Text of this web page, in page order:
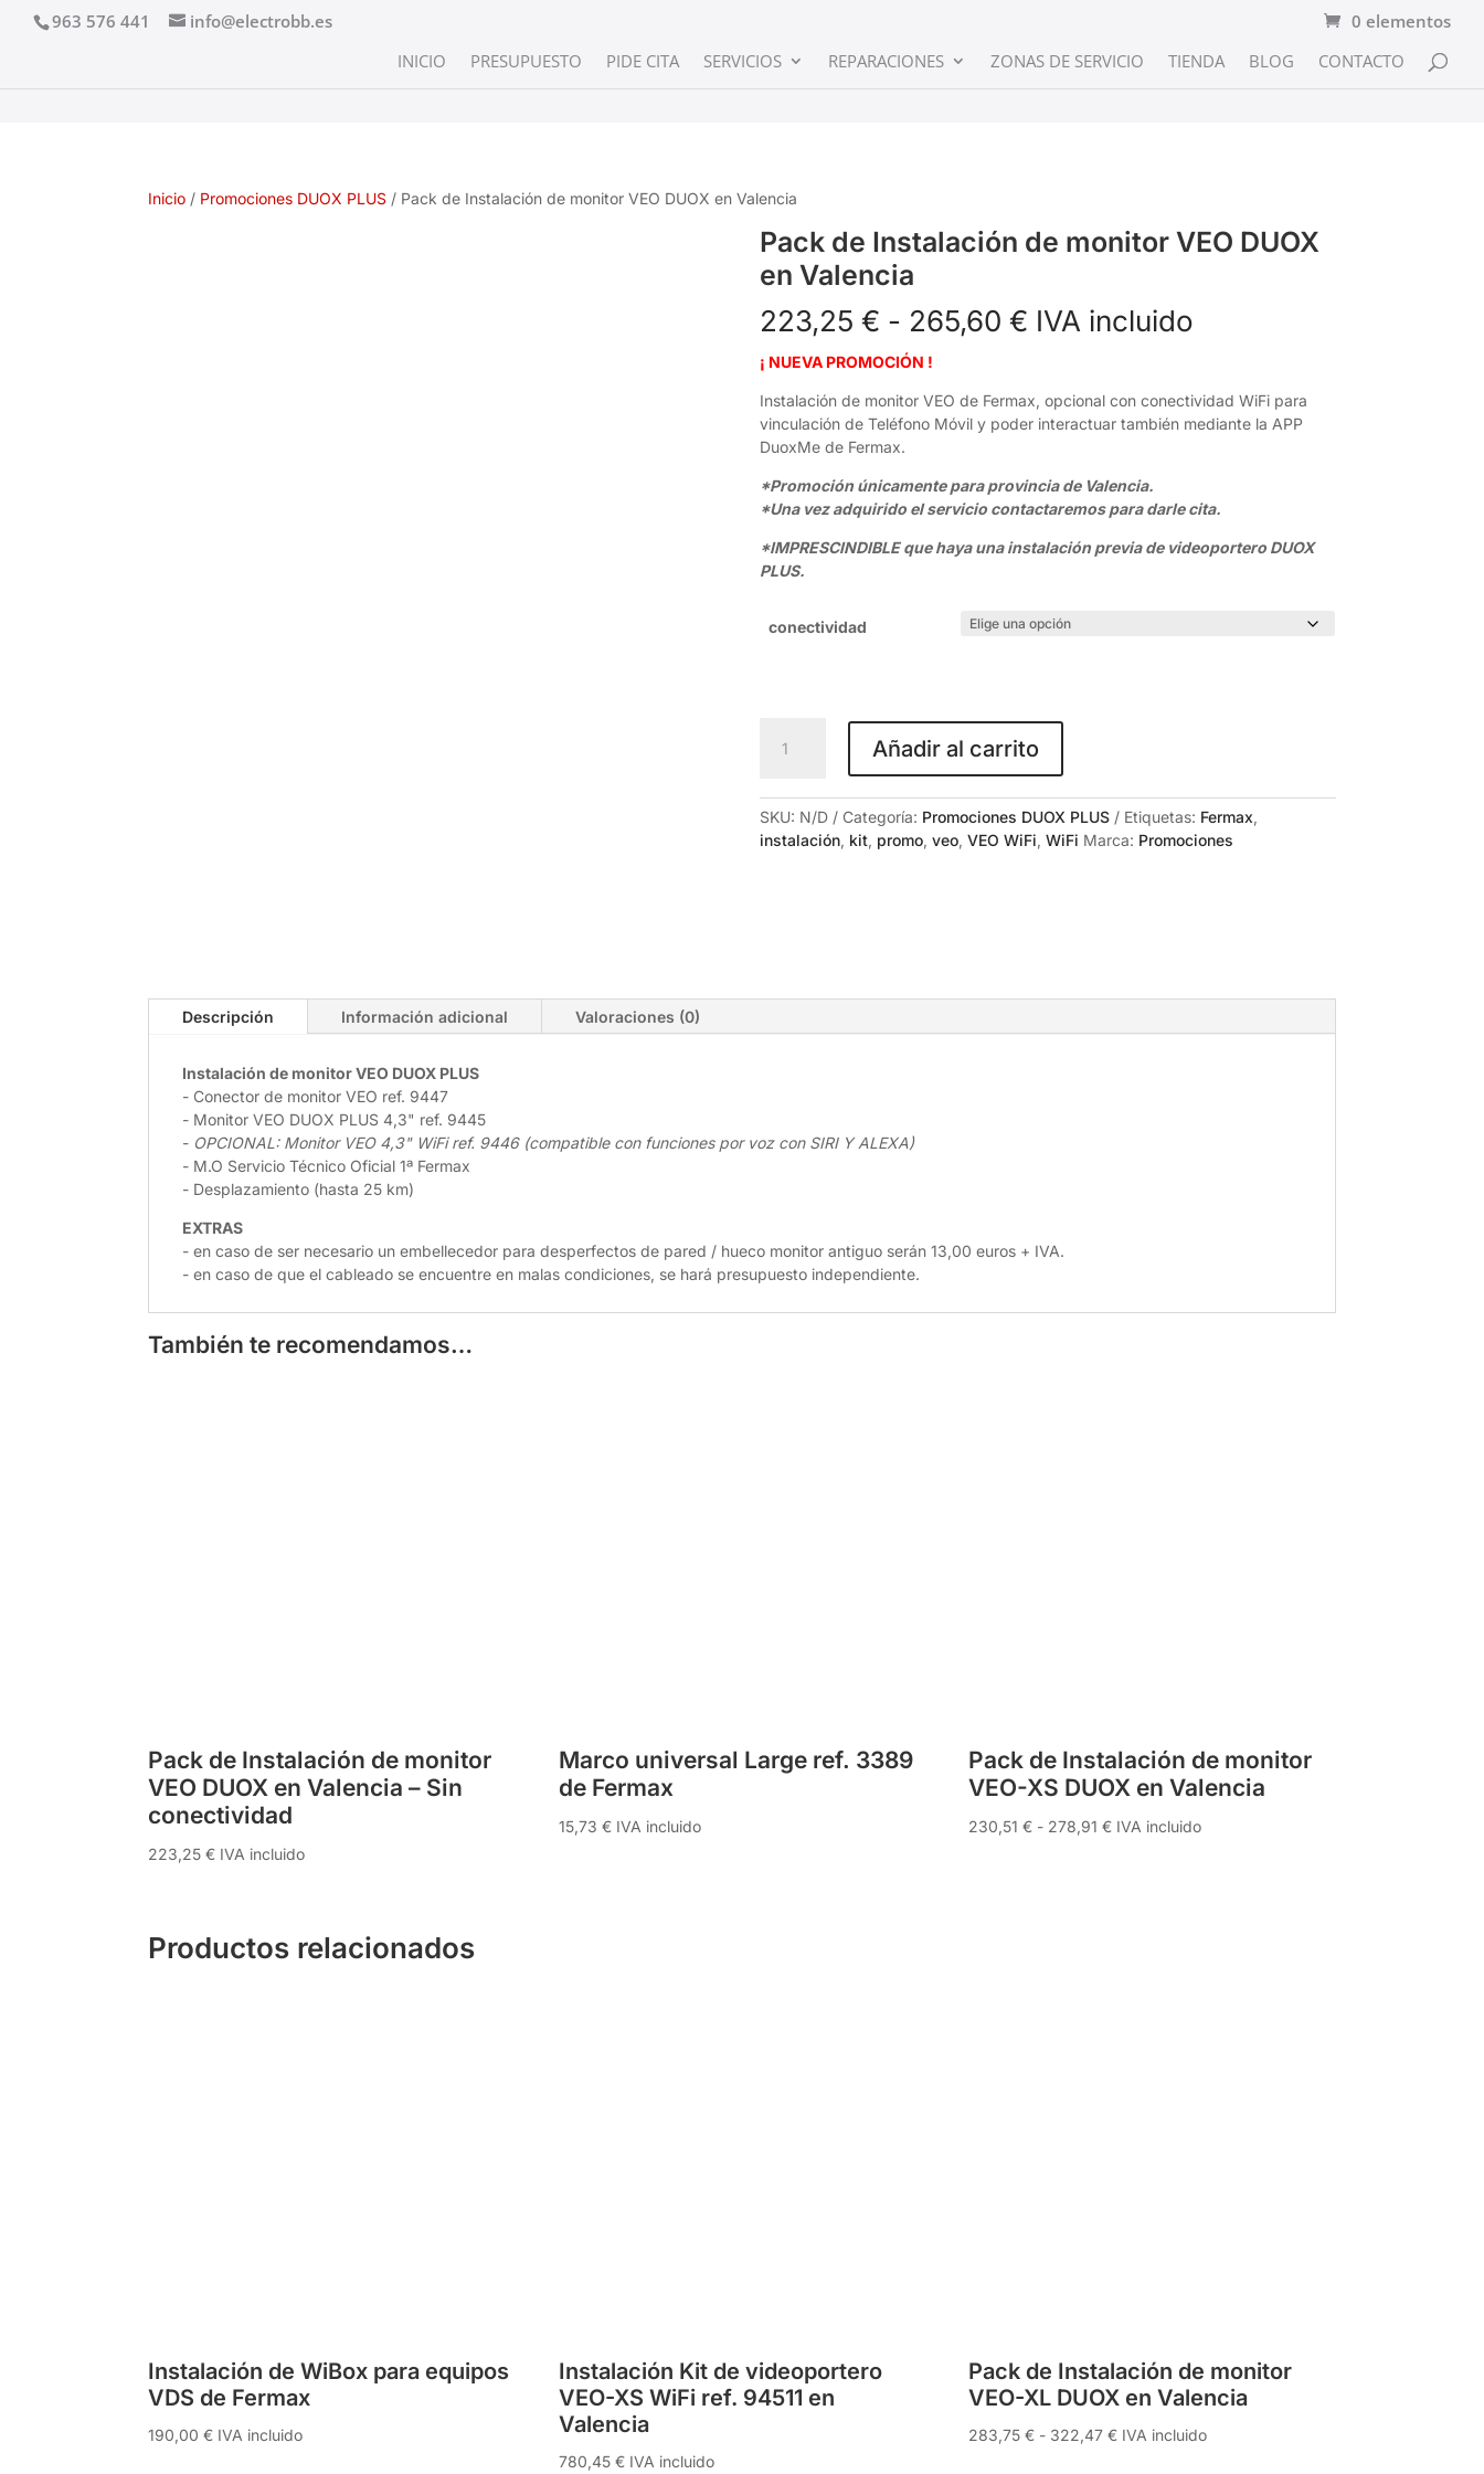
963 576 441 info@electrobb.es
0 elementos
INICIO
PRESUPUESTO PIDE CITA SERVICIOS REPARACIONES ZONAS DE SERVICIO TIENDA BLOG CONTACTO
Inicio / Promociones DUOX PLUS / Pack de Instalación de monitor VEO DUOX en Valencia
Pack de Instalación de monitor VEO DUOX
en Valencia
223,25€ - 265,60€ Rango
de
desde
223,25 €
hasta
IVA incluido
¡ NUEVA PROMOCIÓN !
Instalación de monitor VEO de Fermax, opcional con conectividad WiFi para
vinculación de Teléfono Móvil y poder interactuar también mediante la APP
DuoxMe de Fermax.
*Promoción únicamente para provincia de Valencia.
*Una vez adquirido el servicio contactaremos para darle cita.
*IMPRESCINDIBLE que haya una instalación previa de videoportero DUOX
PLUS.
conectividad
de
monitor
VEO
Añadir al carrito
SKU: N/D Categoría: Promociones DUOX PLUS Etiquetas: Fermax,
instalación, kit, promo,veo,VEO WiFi,WiFi Marca: Promociones
Descripción Información adicional Valoraciones (0)
Instalación de monitor VEO DUOX PLUS
- Conector de monitor VEO ref. 9447
- Monitor VEO DUOX PLUS 4,3" ref. 9445
- OPCIONAL: Monitor VEO 4,3" WiFi ref. 9446 (compatible con funciones por voz con SIRI Y ALEXA)
- M.O Servicio Técnico Oficial 1ª Fermax
- Desplazamiento (hasta 25 km)
EXTRAS
- en caso de ser necesario un embellecedor para desperfectos de pared / hueco monitor antiguo serán 13,00 euros + IVA.
- en caso de que el cableado se encuentre en malas condiciones, se hará presupuesto independiente.
También te recomendamos…
Pack de Instalación de monitor
VEO DUOX en Valencia – Sin
conectividad
223,25€ IVA incluido
Marco universal Large ref. 3389
de Fermax
15,73 € IVA incluido
Pack de Instalación de monitor
VEO-XS DUOX en Valencia
230,51€ - 278,91€Rango
IVA incluido
Productos relacionados
Instalación de WiBox para equipos
VDS de Fermax
190,00€ IVA incluido
Instalación Kit de videoportero
VEO-XS WiFi ref. 94511 en
Valencia
780,45 € IVA incluido
Pack de Instalación de monitor
VEO-XL DUOX en Valencia
283,75€ - 322,47€Rango
IVA incluido